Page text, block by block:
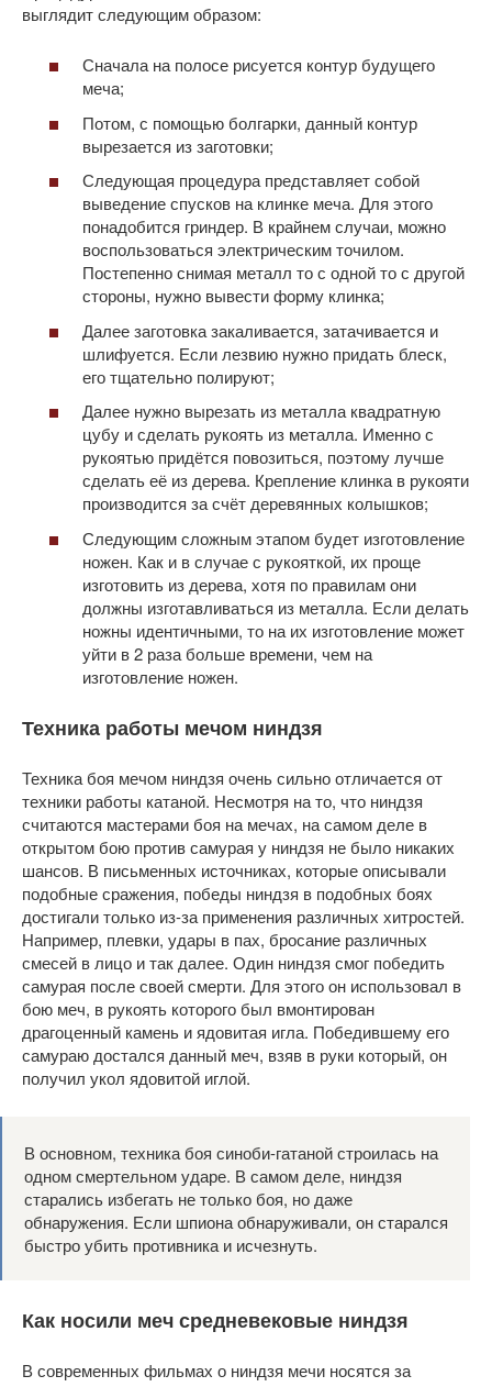
выглядит следующим образом:
Сначала на полосе рисуется контур будущего
меча;
Потом, с помощью болгарки, данный контур
вырезается из заготовки;
Следующая процедура представляет собой
выведение спусков на клинке меча. Для этого
понадобится гриндер. В крайнем случаи, можно
воспользоваться электрическим точилом.
Постепенно снимая металл то с одной то с другой
стороны, нужно вывести форму клинка;
Далее заготовка закаливается, затачивается и
шлифуется. Если лезвию нужно придать блеск,
его тщательно полируют;
Далее нужно вырезать из металла квадратную
цубу и сделать рукоять из металла. Именно с
рукоятью придётся повозиться, поэтому лучше
сделать её из дерева. Крепление клинка в рукояти
производится за счёт деревянных колышков;
Следующим сложным этапом будет изготовление
ножен. Как и в случае с рукояткой, их проще
изготовить из дерева, хотя по правилам они
должны изготавливаться из металла. Если делать
ножны идентичными, то на их изготовление может
уйти в 2 раза больше времени, чем на
изготовление ножен.
Техника работы мечом ниндзя
Техника боя мечом ниндзя очень сильно отличается от
техники работы катаной. Несмотря на то, что ниндзя
считаются мастерами боя на мечах, на самом деле в
открытом бою против самурая у ниндзя не было никаких
шансов. В письменных источниках, которые описывали
подобные сражения, победы ниндзя в подобных боях
достигали только из-за применения различных хитростей.
Например, плевки, удары в пах, бросание различных
смесей в лицо и так далее. Один ниндзя смог победить
самурая после своей смерти. Для этого он использовал в
бою меч, в рукоять которого был вмонтирован
драгоценный камень и ядовитая игла. Победившему его
самураю достался данный меч, взяв в руки который, он
получил укол ядовитой иглой.
В основном, техника боя синоби-гатаной строилась на
одном смертельном ударе. В самом деле, ниндзя
старались избегать не только боя, но даже
обнаружения. Если шпиона обнаруживали, он старался
быстро убить противника и исчезнуть.
Как носили меч средневековые ниндзя
В современных фильмах о ниндзя мечи носятся за